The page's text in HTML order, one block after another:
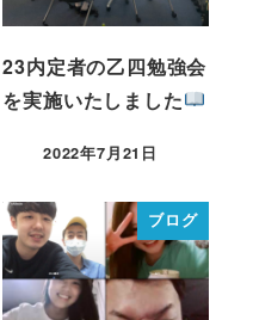
23内定者の乙四勉強会
を実施いたしました
2022年7月21日
ブログ